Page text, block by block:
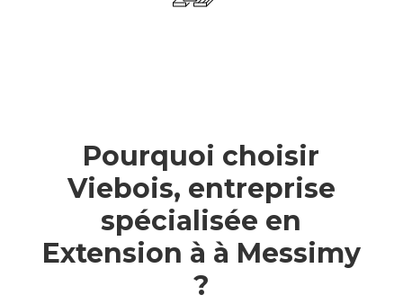
Pourquoi choisir
Viebois, entreprise
spécialisée en
Extension à à Messimy
?